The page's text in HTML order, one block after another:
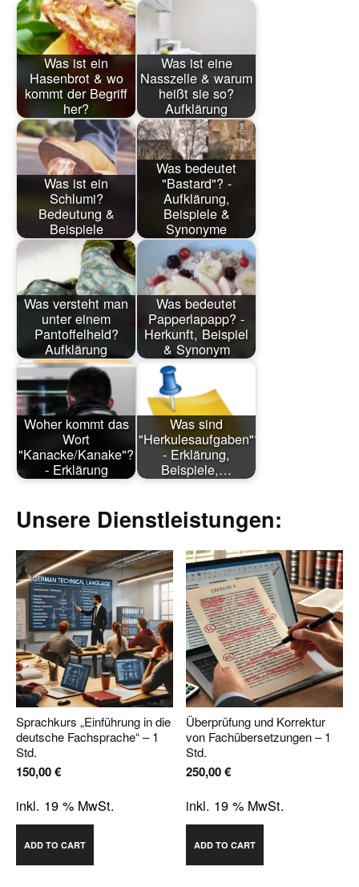
Was ist ein
Hasenbrot & wo
kommt der Begriff
her?
Was ist eine
Nasszelle & warum
heißt sie so?
Aufklärung
Was ist ein
Schlumi?
Bedeutung &
Beispiele
Was bedeutet
"Bastard"? -
Aufklärung,
Beispiele &
Synonyme
Was versteht man
unter einem
Pantoffelheld?
Aufklärung
Was bedeutet
Papperlapapp? -
Herkunft, Beispiel
& Synonym
Woher kommt das
Wort
"Kanacke/Kanake"?
- Erklärung
Was sind
"Herkulesaufgaben"?
- Erklärung,
Beispiele,…
Unsere Dienstleistungen:
Sprachkurs „Einführung in die
deutsche Fachsprache“ – 1
Std.
150,00€
inkl. 19 % MwSt.
ADD TO CART
Überprüfung und Korrektur
von Fachübersetzungen – 1
Std.
250,00€
inkl. 19 % MwSt.
ADD TO CART